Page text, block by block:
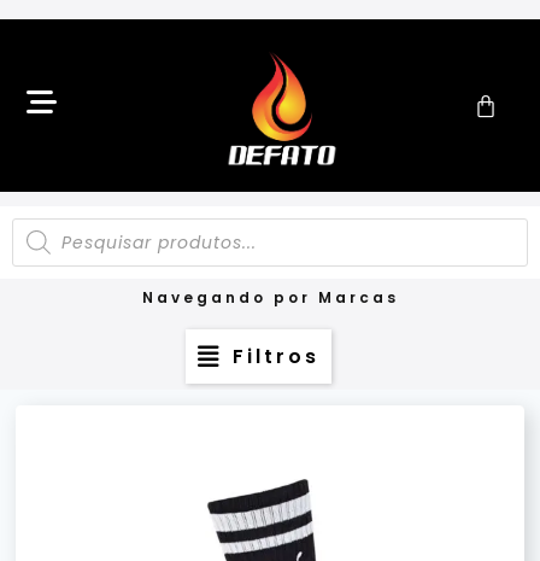
Navegando por Marcas
Filtros